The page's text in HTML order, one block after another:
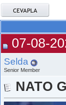
07-08-
Selda
Senior Member
NATO